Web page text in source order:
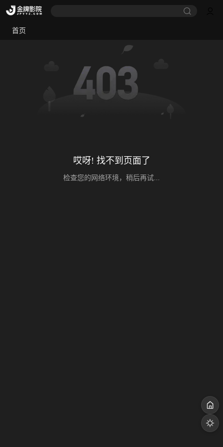
首页
哎呀! 找不到页面了
检查您的网络环境，稍后再试...